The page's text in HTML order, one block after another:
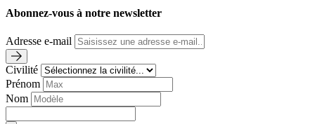
Abonnez-vous à notre newsletter
Adresse e-mail
Civilité
Prénom
Nom